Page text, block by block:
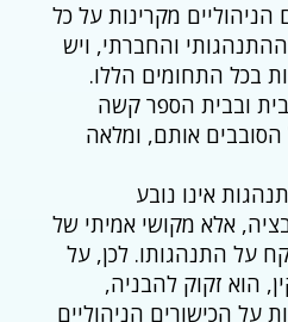
מקרינות על כל
והחברתי, ויש
בכל התחומים הללו.
ובבית הספר קשה
הסובבים אותם, ומלאה
אינו נובע
אלא מקושי אמיתי של
על התנהגותו. לכן, על
הוא זקוק להבניה,
על הכישורים הניהוליים